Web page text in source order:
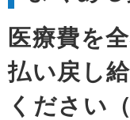
医療費を
払い戻し
ください